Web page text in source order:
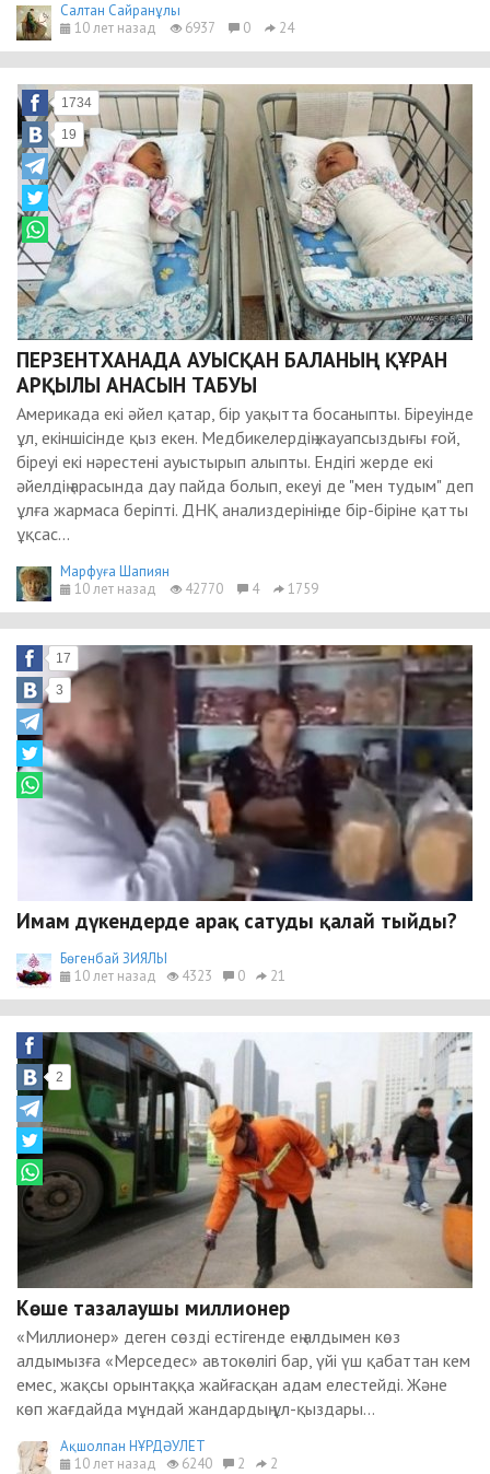
Салтан Сайранұлы
10 лет назад
6937 0 24
1734
19
ПЕРЗЕНТХАНАДА АУЫСҚАН БАЛАНЫҢ ҚҰРАН
АРҚЫЛЫ АНАСЫН ТАБУЫ
Америкада екі әйел қатар, бір уақытта босаныпты. Біреуінде
ұл, екіншісінде қыз екен. Медбикелердің жауапсыздығы ғой,
біреуі екі нәрестені ауыстырып алыпты. Ендігі жерде екі
әйелдің арасында дау пайда болып, екеуі де "мен тудым" деп
ұлға жармаса беріпті. ДНҚ анализдерінің де бір-біріне қатты
ұқсас...
Марфуға Шапиян
10 лет назад
42770 4 1759
17
3
Имам дүкендерде арақ сатуды қалай тыйды?
Бөгенбай ЗИЯЛЫ
10 лет назад
4323 0 21
2
Көше тазалаушы миллионер
«Миллионер» деген сөзді естігенде ең алдымен көз
алдымызға «Мерседес» автокөлігі бар, үйі үш қабаттан кем
емес, жақсы орынтаққа жайғасқан адам елестейді. Және
көп жағдайда мұндай жандардың ұл-қыздары...
Ақшолпан НҰРДӘУЛЕТ
10 лет назад
6240 2 2